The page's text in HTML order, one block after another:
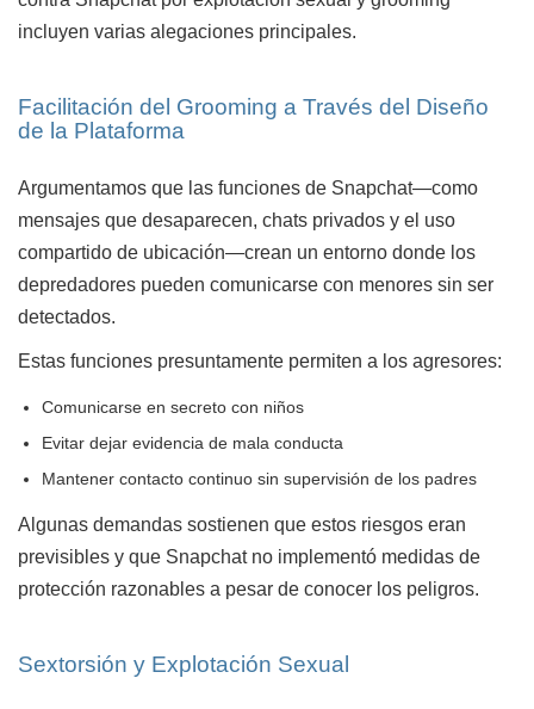
incluyen varias alegaciones principales.
Facilitación del Grooming a Través del Diseño
de la Plataforma
Argumentamos que las funciones de Snapchat—como
mensajes que desaparecen, chats privados y el uso
compartido de ubicación—crean un entorno donde los
depredadores pueden comunicarse con menores sin ser
detectados.
Estas funciones presuntamente permiten a los agresores:
Comunicarse en secreto con niños
Evitar dejar evidencia de mala conducta
Mantener contacto continuo sin supervisión de los padres
Algunas demandas sostienen que estos riesgos eran
previsibles y que Snapchat no implementó medidas de
protección razonables a pesar de conocer los peligros.
Sextorsión y Explotación Sexual